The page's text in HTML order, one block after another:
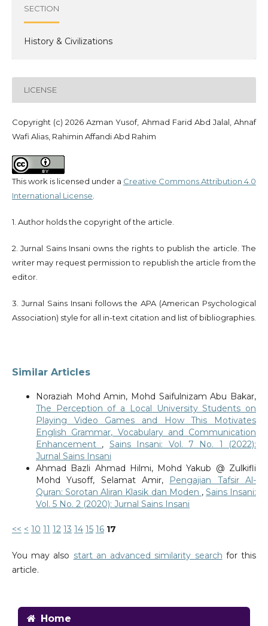
SECTION
History & Civilizations
LICENSE
Copyright (c) 2026 Azman Yusof, Ahmad Farid Abd Jalal, Ahnaf
Wafi Alias, Rahimin Affandi Abd Rahim
This work is licensed under a Creative Commons Attribution 4.0
International License
1. Author holds the copyright of the article.
2. Jurnal Sains Insani owns the rights to publish the article. The
writer may request permission to republish the article from the
editor.
3. Jurnal Sains Insani follows the APA (American Psychological
Association) style for all in-text citation and list of bibliographies.
Similar Articles
Noraziah Mohd Amin, Mohd Saifulnizam Abu Bakar,
The Perception of a Local University Students on
Playing Video Games and How This Motivates
English Grammar, Vocabulary and Communication
Enhancement , Sains Insani: Vol. 7 No. 1 (2022):
Jurnal Sains Insani
Ahmad Bazli Ahmad Hilmi, Mohd Yakub @ Zulkifli
Mohd Yusoff, Selamat Amir, Pengajian Tafsir Al-
Quran: Sorotan Aliran Klasik dan Moden , Sains Insani:
Vol. 5 No. 2 (2020): Jurnal Sains Insani
<< < 10 11 12 13 14 15 16 17
You may also start an advanced similarity search for this
article.
Home